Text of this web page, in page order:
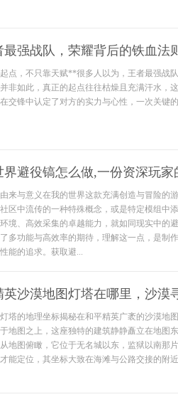
强战队，荣耀背后的铁血法
点，不只靠天赋**很多人以为，王者最强战
非如此，真正的起点往往枯燥且充满汗水，
交锋中认定了对方的实力与心性，一次关键
界避役镐怎么做,一份资深玩家
来与意义在我的世界这款充满创造与冒险的
区中流传的一种特殊概念，或是特定模组中
境、高效采集的卓越能力，就如同现实中的
多功能与高效率的期待，理解这一点，是制
能的追求。获取避...
英沙漠地图灯塔在哪里，沙漠
塔的地理坐标揭秘在和平精英广袤的沙漠地
地图之上，这座独特的建筑静静矗立在地图
地图俯瞰，它位于无名城以东，监狱以南那
能定位，其坐标大致在海滩与公路交接的附